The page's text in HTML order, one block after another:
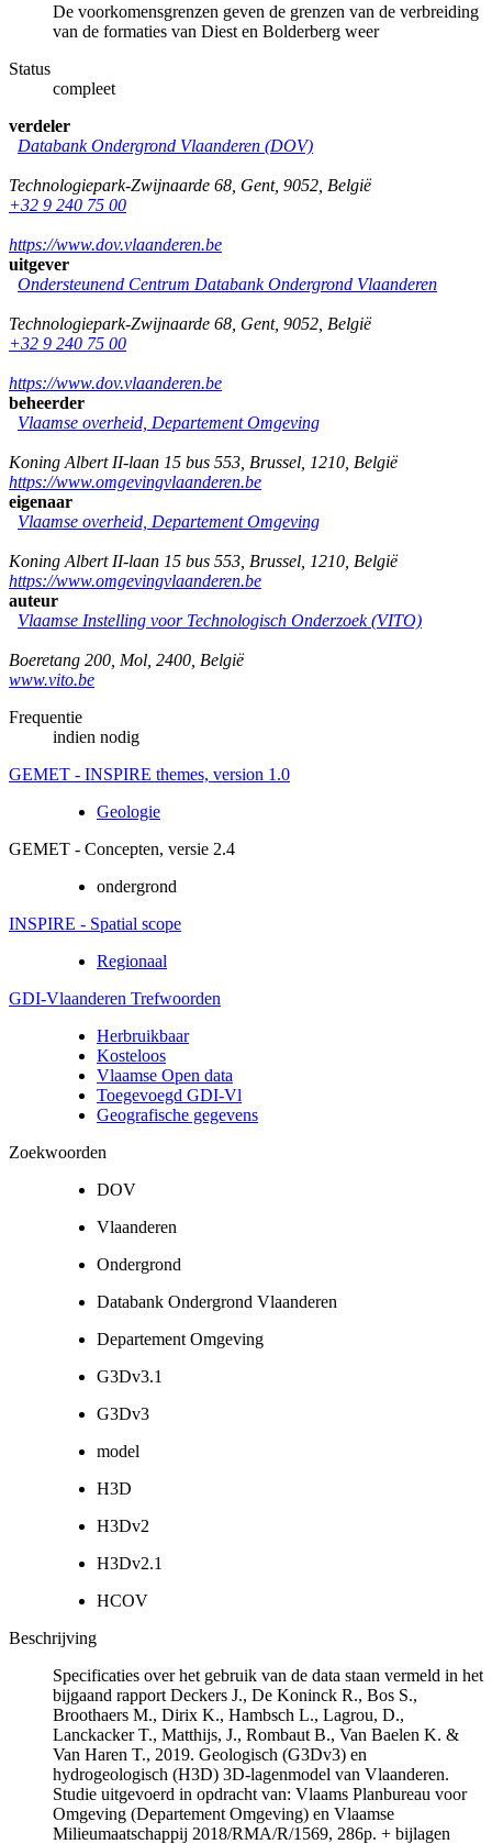
De voorkomensgrenzen geven de grenzen van de verbreiding
van de formaties van Diest en Bolderberg weer
Status
compleet
verdeler
Databank Ondergrond Vlaanderen (DOV)
Technologiepark-Zwijnaarde 68 Gent, 9052 België
+32 9 240 75 00
https://www.dov.vlaanderen.be
uitgever
Ondersteunend Centrum Databank Ondergrond Vlaanderen
Technologiepark-Zwijnaarde 68 Gent, 9052 België
+32 9 240 75 00
https://www.dov.vlaanderen.be
beheerder
Vlaamse overheid, Departement Omgeving
Koning Albert II-laan 15 bus 553 Brussel 1210 België
https://www.omgevingvlaanderen.be
eigenaar
Vlaamse overheid, Departement Omgeving
Koning Albert II-laan 15 bus 553 Brussel 1210 België
https://www.omgevingvlaanderen.be
auteur
Vlaamse Instelling voor Technologisch Onderzoek (VITO)
Boeretang 200 Mol 2400 België
www.vito.be
Frequentie
indien nodig
GEMET - INSPIRE themes, version 1.0
Geologie
GEMET - Concepten, versie 2.4
ondergrond
INSPIRE - Spatial scope
Regionaal
GDI-Vlaanderen Trefwoorden
Herbruikbaar
Kosteloos
Vlaamse Open data
Toegevoegd GDI-Vl
Geografische gegevens
Zoekwoorden
DOV
Vlaanderen
Ondergrond
Databank Ondergrond Vlaanderen
Departement Omgeving
G3Dv3.1
G3Dv3
model
H3D
H3Dv2
H3Dv2.1
HCOV
Beschrijving
Specificaties over het gebruik van de data staan vermeld in het
bijgaand rapport Deckers J., De Koninck R., Bos S.,
Broothaers M., Dirix K., Hambsch L., Lagrou, D.,
Lanckacker T., Matthijs, J., Rombaut B., Van Baelen K. &
Van Haren T., 2019. Geologisch (G3Dv3) en
hydrogeologisch (H3D) 3D-lagenmodel van Vlaanderen.
Studie uitgevoerd in opdracht van: Vlaams Planbureau voor
Omgeving (Departement Omgeving) en Vlaamse
Milieumaatschappij 2018/RMA/R/1569, 286p. + bijlagen